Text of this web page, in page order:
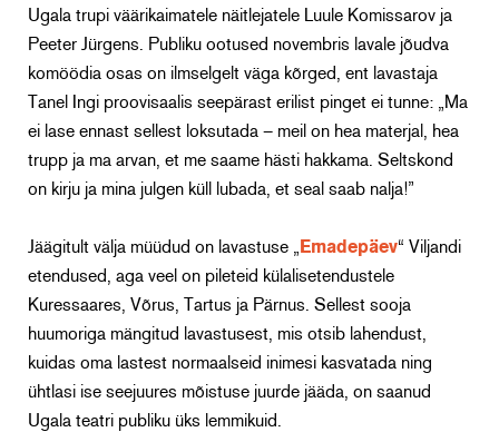
Ugala trupi väärikaimatele näitlejatele Luule Komissarov ja
Peeter Jürgens. Publiku ootused novembris lavale jõudva
komöödia osas on ilmselgelt väga kõrged, ent lavastaja
Tanel Ingi proovisaalis seepärast erilist pinget ei tunne: „Ma
ei lase ennast sellest loksutada – meil on hea materjal, hea
trupp ja ma arvan, et me saame hästi hakkama. Seltskond
on kirju ja mina julgen küll lubada, et seal saab nalja!”
Jäägitult välja müüdud on lavastuse „ Emadepäev“ Viljandi
etendused, aga veel on pileteid külalisetendustele
Kuressaares, Võrus, Tartus ja Pärnus. Sellest sooja
huumoriga mängitud lavastusest, mis otsib lahendust,
kuidas oma lastest normaalseid inimesi kasvatada ning
ühtlasi ise seejuures mõistuse juurde jääda, on saanud
Ugala teatri publiku üks lemmikuid.